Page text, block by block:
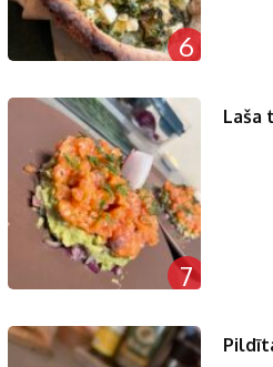
6
7
Laša